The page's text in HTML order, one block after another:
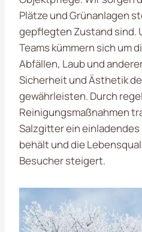
Plätze und Grünanlagen
gepflegten Zustand sind.
Teams kümmern sich um
Abfällen, Laub und
Sicherheit und Ästhetik
gewährleisten. Durch
Reinigungsmaßnahmen
Salzgitter ein
behält und die
Besucher steigert.